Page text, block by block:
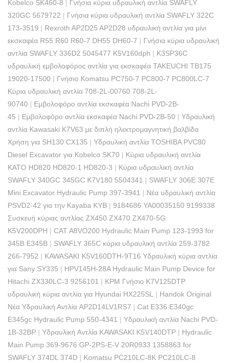
Kobelco SK460-8 | Γνήσια κύρια υδραυλική αντλία SWAFLY
320GC 5679722 | Γνήσια κύρια υδραυλική αντλία SWAFLY 322C
173-3519 | Rexroth AP2D25 AP2D28 υδραυλική αντλία για μίνι
εκσκαφέα R55 R60 R60-7 DH55 DH60-7 | Γνήσια κύρια υδραυλική
αντλία SWAFLY 336D2 5045477 K5V160dph | K3SP36C
υδραυλική εμβολοφόρος αντλία για εκσκαφέα TAKEUCHI TB175
19020-17500 | Γνήσιο Komatsu PC750-7 PC800-7 PC800LC-7
Κύρια υδραυλική αντλία 708-2L-00760 708-2L-
90740 | Εμβολοφόρο αντλία εκσκαφέα Nachi PVD-2B-
45 | Εμβολοφόρο αντλία εκσκαφέα Nachi PVD-2B-50 | Υδραυλική
αντλία Kawasaki K7V63 με διπλή ηλεκτρομαγνητική βαλβίδα
Χρήση για SH130 CX135 | Υδραυλική αντλία TOSHIBA PVC80
Diesel Excavator για Kobelco SK70 | Κύρια υδραυλική αντλία
KATO HD820 HD820-1 HD820-3 | Κύρια υδραυλική αντλία
SWAFLY 340GC 345GC K7V180 5504341 | SWAFLY 306E 307E
Mini Excavator Hydraulic Pump 397-3941 | Νέα υδραυλική αντλία
PSVD2-42 για την Kayaba KYB | 9184686 YA00035150 9199338
Συσκευή κύριας αντλίας ZX450 ZX470 ZX470-5G
K5V200DPH | CAT A8VO200 Hydraulic Main Pump 123-1993 for
345B E345B | SWAFLY 365C κύρια υδραυλική αντλία 259-3782
266-7952 | KAWASAKI K5V160DTH-9T16 Υδραυλική κύρια αντλία
για Sany SY335 | HPV145H-28A Hydraulic Main Pump Device for
Hitachi ZX330LC-3 9256101 | KPM Γνήσιο K7V125DTP
υδραυλική κύρια αντλία για Hyundai HX225SL | Handok Original
Νέα Υδραυλική Αντλία AP2D14LV1RS7 | Cat E336 E340gc
E345gc Hydraulic Pump 550-4341 | Υδραυλική αντλία Nachi PVD-
1B-32BP | Υδραυλική Αντλία KAWASAKI K5V140DTP | Hydraulic
Main Pump 369-9676 GP-2PS-E-V 20R0933 1358863 for
SWAFLY 374DL 374D | Komatsu PC210LC-8K PC210LC-8